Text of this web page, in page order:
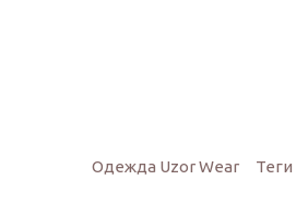
Одежда Uzor Wear Теги